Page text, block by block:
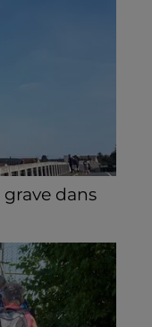
dans
en direction